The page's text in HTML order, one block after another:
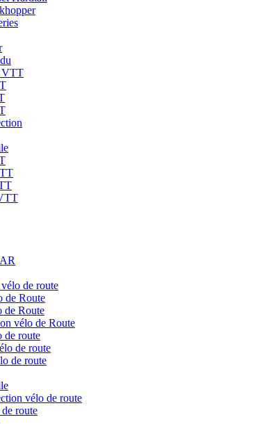
VTT
vélo de route
de Route
de Route
vélo de Route
de route
de route
de route
vélo de route
route